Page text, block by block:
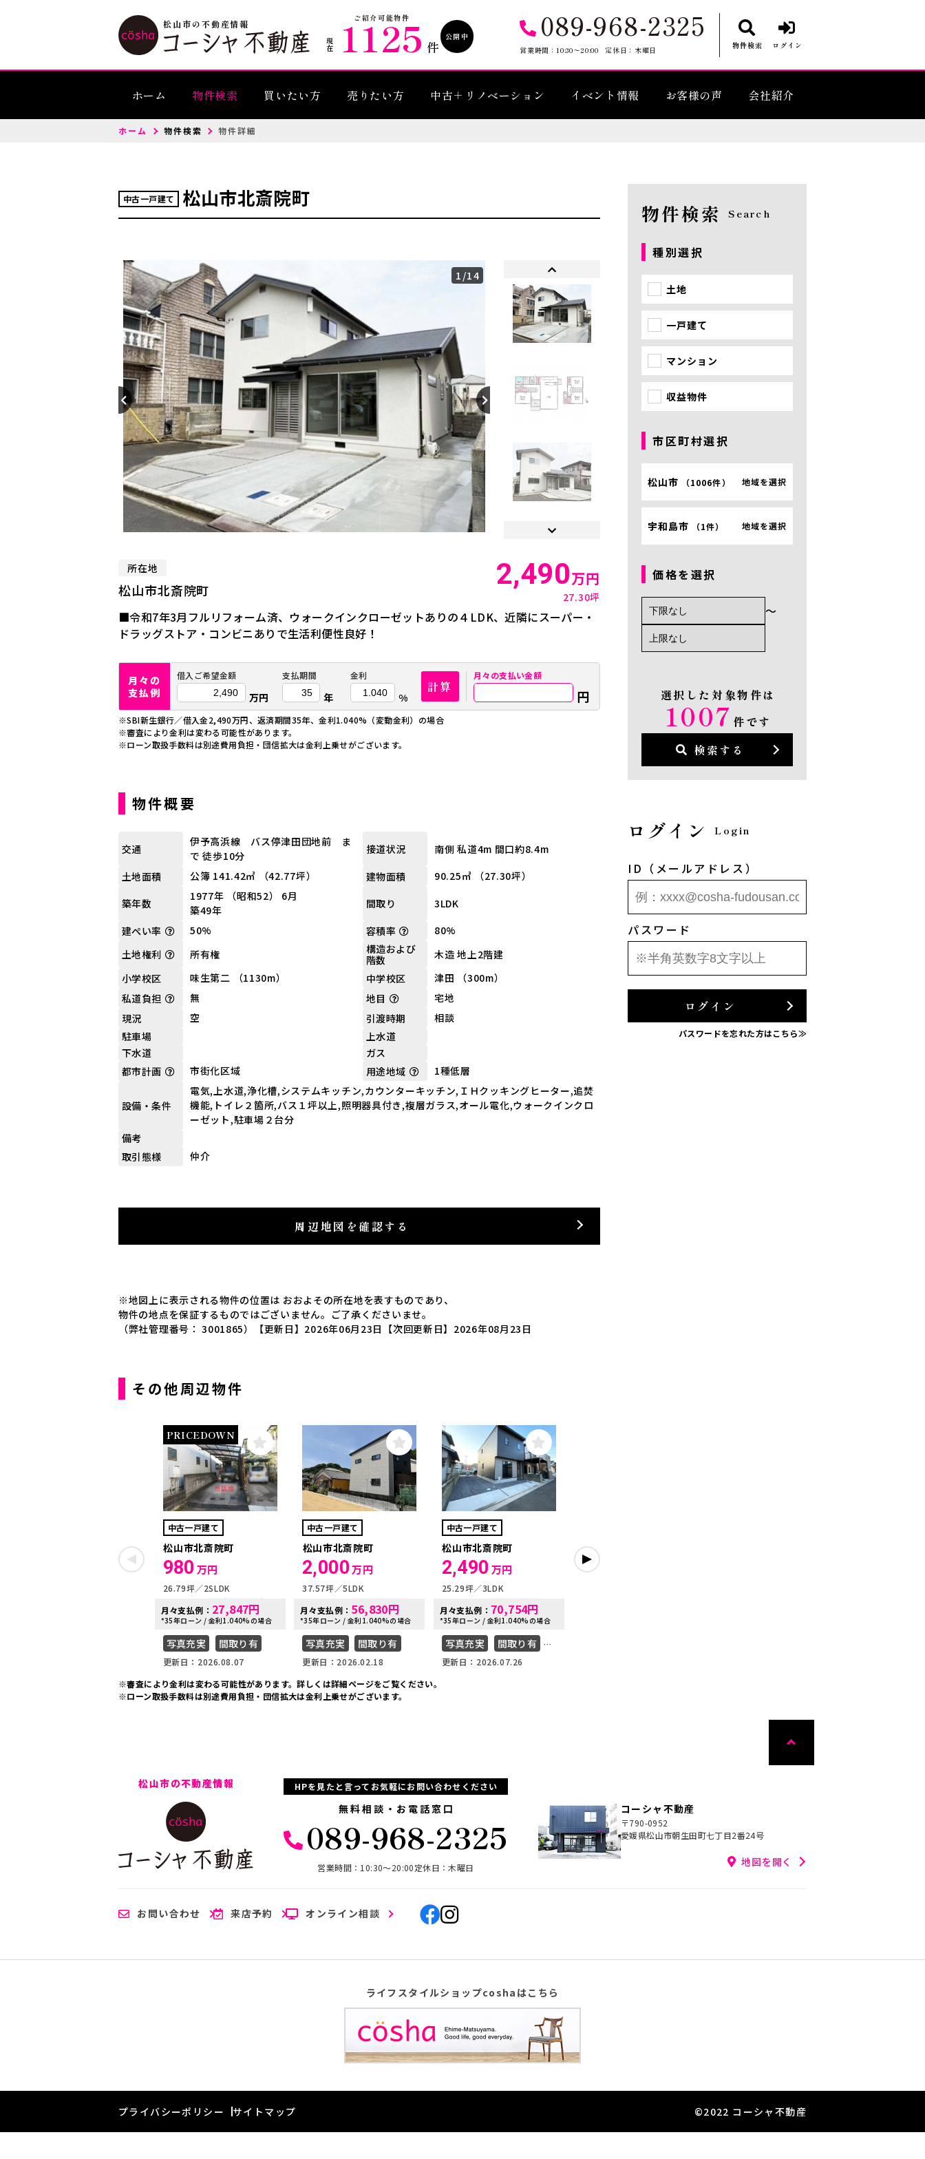
現在
ご紹介可能物件
1125 件
公開中
松山市の不動産情報 089-968-2325
営業時間：10:30〜20:00 定休日：木曜日 物件検索 ログイン
ホーム 物件検索 買いたい方 売りたい方 中古＋リノベーション イベント情報 お客様の声 会社紹介
ホーム 物件検索 物件詳細
中古一戸建て 松山市北斎院町
1 /14
所在地
松山市北斎院町 2,490万円
27.30坪
■令和7年3月フルリフォーム済、ウォークインクローゼットありの４LDK、近隣にスーパー・
ドラッグストア・コンビニありで生活利便性良好！
月々の
支払例
借入ご希望金額
万円
支払期間
年
金利
%
計算
月々の支払い金額
円
※SBI新生銀行／借入金2,490万円、返済期間35年、金利1.040%（変動金利）の場合
※審査により金利は変わる可能性があります。
※ローン取扱手数料は別途費用負担・団信拡大は金利上乗せがございます。
物件概要
交通
伊予高浜線 バス停津田団地前 ま
で 徒歩10分
接道状況
南側 私道4m 間口約8.4m
土地面積
公簿 141.42㎡ （42.77坪） 建物面積
90.25㎡ （27.30坪）
築年数
1977年 （昭和52） 6月
築49年
間取り
3LDK
建ぺい率
50% 容積率
80%
土地権利
所有権
構造および
階数
木造 地上2階建
小学校区
味生第二 （1130m） 中学校区
津田 （300m）
私道負担
無 地目
宅地
現況
空 引渡時期
相談
駐車場
上水道
下水道
ガス
都市計画
市街化区域 用途地域 1種低層
設備・条件
電気,上水道,浄化槽,システムキッチン,カウンターキッチン,ＩＨクッキングヒーター,追焚
機能,トイレ２箇所,バス１坪以上,照明器具付き,複層ガラス,オール電化,ウォークインクロ
ーゼット,駐車場２台分
備考
取引態様
仲介
周辺地図を確認する
※地図上に表示される物件の位置は おおよその所在地を表すものであり、
物件の地点を保証するものではございません。ご了承くださいませ。
（弊社管理番号： 3001865）
【更新日】2026年06月23日 【次回更新日】2026年08月23日
その他周辺物件
PRICEDOWN
中古一戸建て
松山市北斎院町
980 万円
26.79坪
2SLDK
月々支払例： 27,847円
*35年ローン / 金利1.040%の場合
写真充実 間取り有
更新日：2026.08.07
中古一戸建て
松山市北斎院町
2,000万円
37.57坪
5LDK
月々支払例： 56,830円
*35年ローン / 金利1.040%の場合
写真充実 間取り有
更新日：2026.02.18
中古一戸建て
松山市北斎院町
2,490 万円
25.29坪
3LDK
月々支払例： 70,754円
*35年ローン / 金利1.040%の場合
写真充実
間取り有
建売物件セレクト
更新日：2026.07.26
松山市北斎院町
3,000
※審査により金利は変わる可能性があります。詳しくは詳細ページをご覧ください。
※ローン取扱手数料は別途費用負担・団信拡大は金利上乗せがございます。
物件検索 Search
種別選択
土地
一戸建て
マンション
収益物件
市区町村選択
松山市 （1006件） 地域を選択
宇和島市 （1件） 地域を選択
価格を選択
〜
選択した対象物件は
1007 件です
検索する
ログイン Login
ID（メールアドレス）
パスワード
ログイン
パスワードを忘れた方はこちら≫
松山市の不動産情報 HPを見たと言ってお気軽にお問い合わせください
無料相談・お電話窓口
089-968-2325
営業時間：10:30〜20:00定休日：木曜日
コーシャ不動産
〒790-0952
愛媛県松山市朝生田町七丁目2番24号
地図を開く
お問い合わせ 来店予約 オンライン相談
ライフスタイルショップcoshaはこちら
プライバシーポリシー サイトマップ ©2022 コーシャ不動産